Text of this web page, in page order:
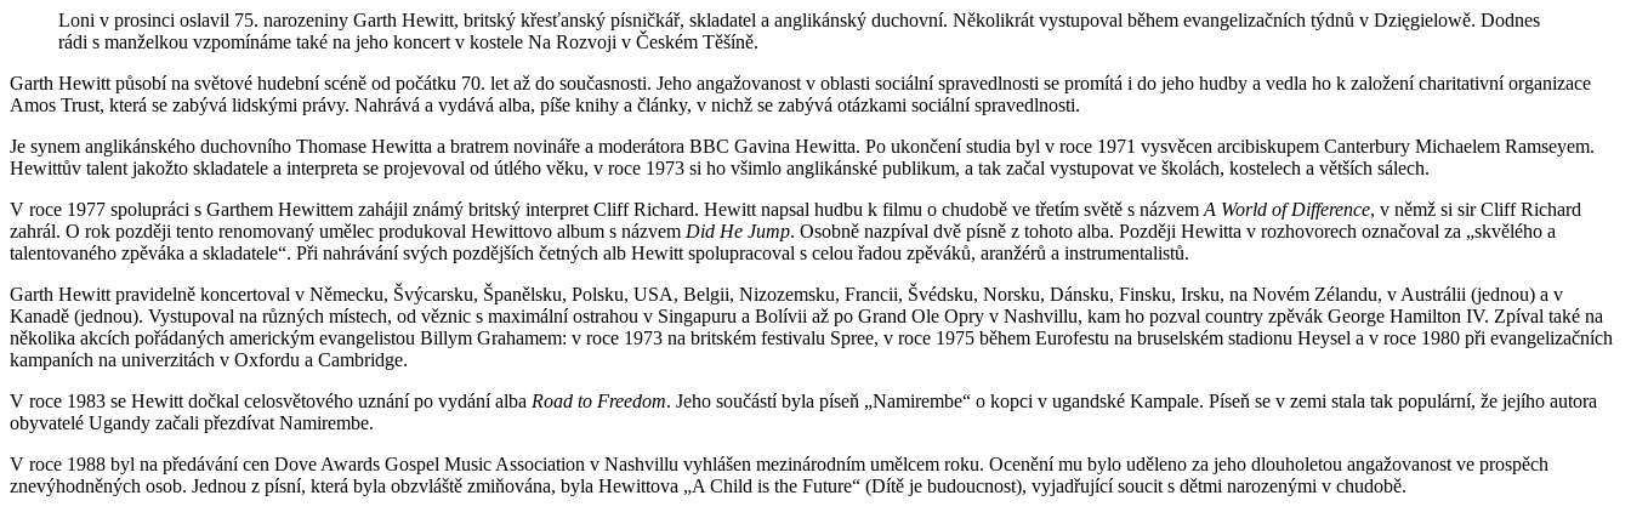
Loni v prosinci oslavil 75. narozeniny Garth Hewitt, britský křesťanský písničkář, skladatel a anglikánský duchovní. Několikrát vystupoval během evangelizačních týdnů v Dzięgielowě. Dodnes
rádi s manželkou vzpomínáme také na jeho koncert v kostele Na Rozvoji v Českém Těšíně.
Garth Hewitt působí na světové hudební scéně od počátku 70. let až do současnosti. Jeho angažovanost v oblasti sociální spravedlnosti se promítá i do jeho hudby a vedla ho k založení charitativní organizace
Amos Trust, která se zabývá lidskými právy. Nahrává a vydává alba, píše knihy a články, v nichž se zabývá otázkami sociální spravedlnosti.
Je synem anglikánského duchovního Thomase Hewitta a bratrem novináře a moderátora BBC Gavina Hewitta. Po ukončení studia byl v roce 1971 vysvěcen arcibiskupem Canterbury Michaelem Ramseyem.
Hewittův talent jakožto skladatele a interpreta se projevoval od útlého věku, v roce 1973 si ho všimlo anglikánské publikum, a tak začal vystupovat ve školách, kostelech a větších sálech.
V roce 1977 spolupráci s Garthem Hewittem zahájil známý britský interpret Cliff Richard. Hewitt napsal hudbu k filmu o chudobě ve třetím světě s názvem A World of Difference, v němž si sir Cliff Richard
zahrál. O rok později tento renomovaný umělec produkoval Hewittovo album s názvem Did He Jump. Osobně nazpíval dvě písně z tohoto alba. Později Hewitta v rozhovorech označoval za „skvělého a
talentovaného zpěváka a skladatele“. Při nahrávání svých pozdějších četných alb Hewitt spolupracoval s celou řadou zpěváků, aranžérů a instrumentalistů.
Garth Hewitt pravidelně koncertoval v Německu, Švýcarsku, Španělsku, Polsku, USA, Belgii, Nizozemsku, Francii, Švédsku, Norsku, Dánsku, Finsku, Irsku, na Novém Zélandu, v Austrálii (jednou) a v
Kanadě (jednou). Vystupoval na různých místech, od věznic s maximální ostrahou v Singapuru a Bolívii až po Grand Ole Opry v Nashvillu, kam ho pozval country zpěvák George Hamilton IV. Zpíval také na
několika akcích pořádaných americkým evangelistou Billym Grahamem: v roce 1973 na britském festivalu Spree, v roce 1975 během Eurofestu na bruselském stadionu Heysel a v roce 1980 při evangelizačních
kampaních na univerzitách v Oxfordu a Cambridge.
V roce 1983 se Hewitt dočkal celosvětového uznání po vydání alba Road to Freedom. Jeho součástí byla píseň „Namirembe“ o kopci v ugandské Kampale. Píseň se v zemi stala tak populární, že jejího autora
obyvatelé Ugandy začali přezdívat Namirembe.
V roce 1988 byl na předávání cen Dove Awards Gospel Music Association v Nashvillu vyhlášen mezinárodním umělcem roku. Ocenění mu bylo uděleno za jeho dlouholetou angažovanost ve prospěch
znevýhodněných osob. Jednou z písní, která byla obzvláště zmiňována, byla Hewittova „A Child is the Future“ (Dítě je budoucnost), vyjadřující soucit s dětmi narozenými v chudobě.